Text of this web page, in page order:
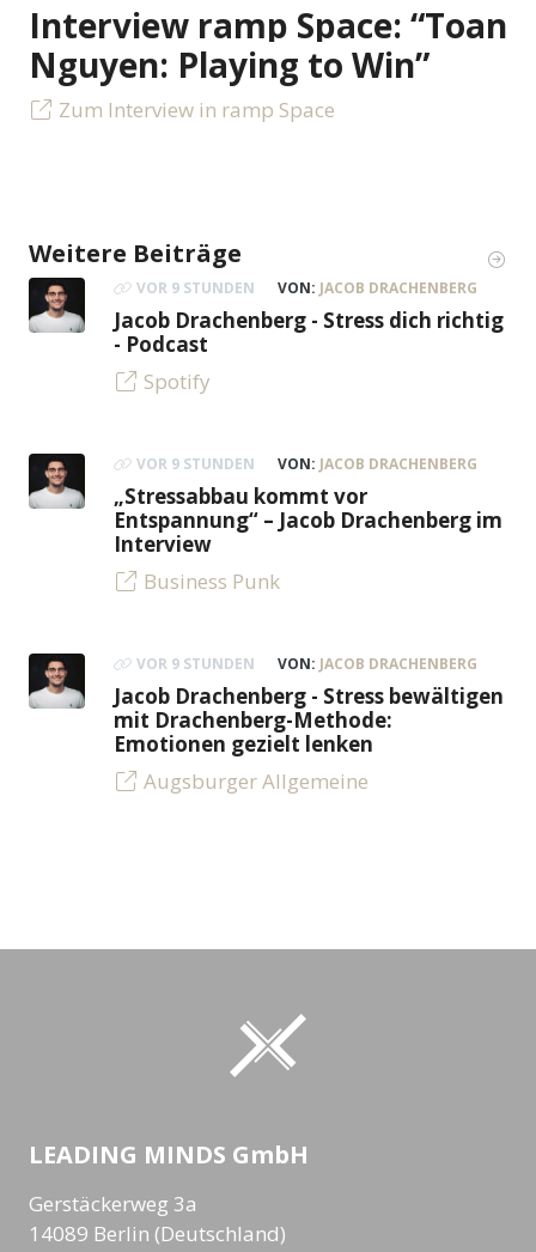
Interview ramp Space: “Toan
Nguyen: Playing to Win”
Zum Interview in ramp Space
Weitere Beiträge
VOR 9 STUNDEN VON: JACOB DRACHENBERG
Jacob Drachenberg - Stress dich richtig
- Podcast
Spotify
VOR 9 STUNDEN VON: JACOB DRACHENBERG
„Stressabbau kommt vor
Entspannung“ – Jacob Drachenberg im
Interview
Business Punk
VOR 9 STUNDEN VON: JACOB DRACHENBERG
Jacob Drachenberg - Stress bewältigen
mit Drachenberg-Methode:
Emotionen gezielt lenken
Augsburger Allgemeine
LEADING MINDS GmbH
Gerstäckerweg 3a
14089 Berlin (Deutschland)